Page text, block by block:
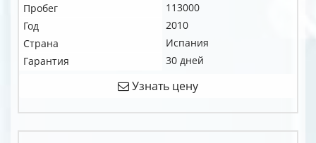
Пробег
113000
Год
2010
Страна
Испания
Гарантия
30 дней
Узнать цену